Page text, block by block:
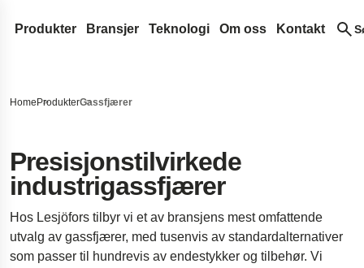
Produkter
Trykkfjær
Garterfjærer
Torsjonsstaver
Bølgefjærer
Tråddetaljer
Flate fjærer
Kraftfjærer
Spiral-torsjonsfjærer
Trykkgassfjærer
Dynamic gas springs
Låsbare gassfjærer
NitroSprings
Gassfjærer i rustfritt stål
Metalltransportbånd
Stansede detaljer og komponenter
Låseringer
Dyptrukne deler
Standard fjærer
Dørfjærer
Bransjer
Ettermarked for bil
Luft- og romfart
Forsvar
Hydraulikk
Elektronikk
Energi
Teknologi
Innovasjon
Tjenester
Insights
Om oss
Sertifikater
Legal and
Kontakt
Home ProdukterGassfjærer
Presisjonstilvirkede
industrigassfjærer
Hos Lesjöfors tilbyr vi et av bransjens mest omfattende
utvalg av gassfjærer, med tusenvis av standardalternativer
som passer til hundrevis av endestykker og tilbehør. Vi